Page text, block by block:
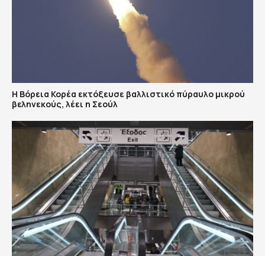
Η Βόρεια Κορέα εκτόξευσε βαλλιστικό πύραυλο μικρού
βεληνεκούς, λέει η Σεούλ